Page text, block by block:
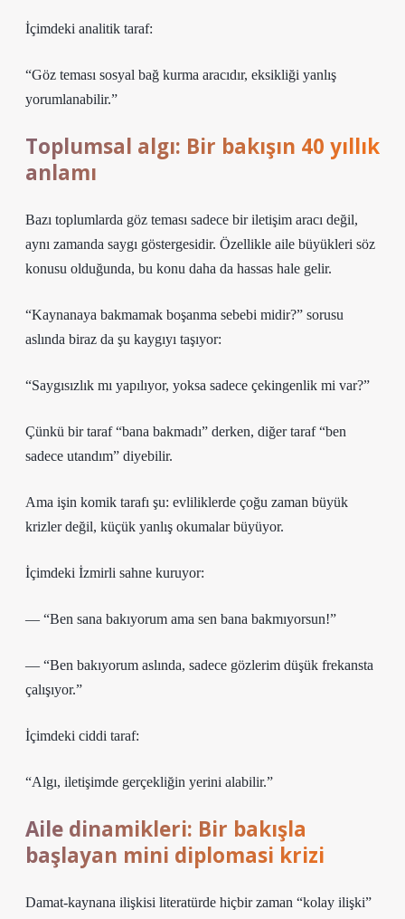
İçimdeki analitik taraf:
“Göz teması sosyal bağ kurma aracıdır, eksikliği yanlış
yorumlanabilir.”
Toplumsal algı: Bir bakışın 40 yıllık
anlamı
Bazı toplumlarda göz teması sadece bir iletişim aracı değil,
aynı zamanda saygı göstergesidir. Özellikle aile büyükleri söz
konusu olduğunda, bu konu daha da hassas hale gelir.
“Kaynanaya bakmamak boşanma sebebi midir?” sorusu
aslında biraz da şu kaygıyı taşıyor:
“Saygısızlık mı yapılıyor, yoksa sadece çekingenlik mi var?”
Çünkü bir taraf “bana bakmadı” derken, diğer taraf “ben
sadece utandım” diyebilir.
Ama işin komik tarafı şu: evliliklerde çoğu zaman büyük
krizler değil, küçük yanlış okumalar büyüyor.
İçimdeki İzmirli sahne kuruyor:
— “Ben sana bakıyorum ama sen bana bakmıyorsun!”
— “Ben bakıyorum aslında, sadece gözlerim düşük frekansta
çalışıyor.”
İçimdeki ciddi taraf:
“Algı, iletişimde gerçekliğin yerini alabilir.”
Aile dinamikleri: Bir bakışla
başlayan mini diplomasi krizi
Damat-kaynana ilişkisi literatürde hiçbir zaman “kolay ilişki”